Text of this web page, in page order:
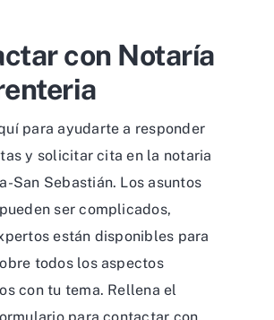
con Notaría
para ayudarte a responder
y solicitar cita en la notaria
San Sebastián. Los asuntos
ser complicados,
están disponibles para
todos los aspectos
con tu tema. Rellena el